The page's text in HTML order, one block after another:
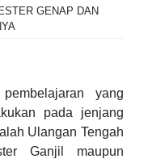
GENAP DAN
yang
pada jenjang
Ulangan Tengah
Ganjil maupun